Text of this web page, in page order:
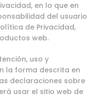
en lo que en
del usuario
de Privacidad,
web.
uso y
la forma descrita en
declaraciones sobre
usar el sitio web de